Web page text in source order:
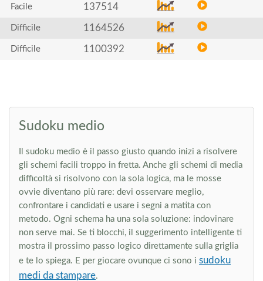
Facile 137514
Difficile 1164526
Difficile 1100392
Sudoku medio
Il sudoku medio è il passo giusto quando inizi a risolvere
gli schemi facili troppo in fretta. Anche gli schemi di media
difficoltà si risolvono con la sola logica, ma le mosse
ovvie diventano più rare: devi osservare meglio,
confrontare i candidati e usare i segni a matita con
metodo. Ogni schema ha una sola soluzione: indovinare
non serve mai. Se ti blocchi, il suggerimento intelligente ti
mostra il prossimo passo logico direttamente sulla griglia
e te lo spiega. E per giocare ovunque ci sono i sudoku
medi da stampare.